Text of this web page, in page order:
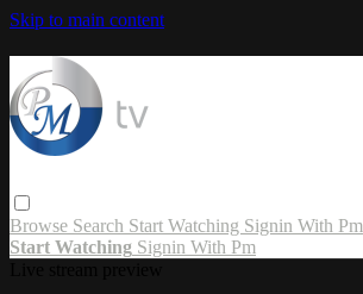
Skip to main content
Browse Search Start Watching Signin With Pm
Start Watching Signin With Pm